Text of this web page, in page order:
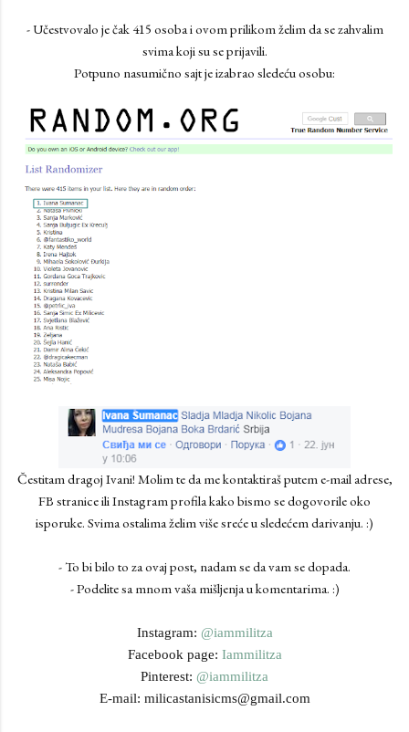
- Učestvovalo je čak 415 osoba i ovom prilikom želim da se zahvalim
svima koji su se prijavili.
Potpuno nasumično sajt je izabrao sledeću osobu:
Čestitam dragoj Ivani! Molim te da me kontaktiraš putem e-mail adrese,
FB stranice ili Instagram profila kako bismo se dogovorile oko
isporuke. Svima ostalima želim više sreće u sledećem darivanju. :)
- To bi bilo to za ovaj post, nadam se da vam se dopada.
- Podelite sa mnom vaša mišljenja u komentarima. :)
Instagram: @iammilitza
Facebook page: Iammilitza
Pinterest: @iammilitza
E-mail: milicastanisicms@gmail.com